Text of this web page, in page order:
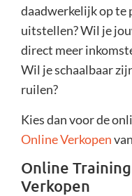
daadwerkelijk op te
uitstellen? Wil je
direct meer
Wil je schaalbaar
ruilen?
Kies dan voor de
Online Verkopenvan
Online
Verkopen